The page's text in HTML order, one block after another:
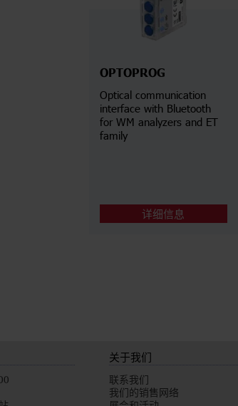
OPTOPROG
Optical communication
interface with Bluetooth
for WM analyzers and ET
family
详细信息
关于我们
联系我们
我们的销售网络